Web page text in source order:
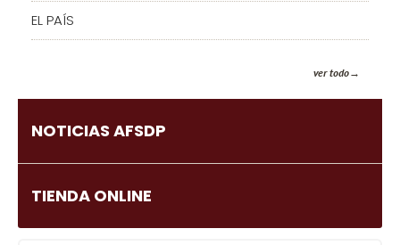
EL PAÍS
ver todo
NOTICIAS AFSDP
TIENDA ONLINE